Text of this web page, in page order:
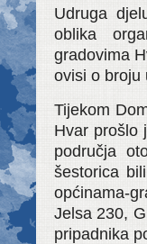
Udruga
oblika
gradovima
ovisi o broju
Tijekom
Hvar prošlo
područja
šestorica
općinama-
Jelsa 230,
pripadnika